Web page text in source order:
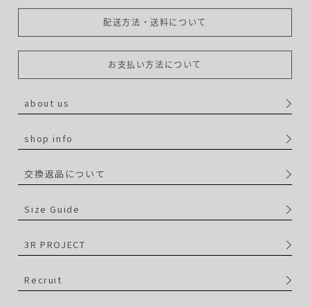
配送方法・送料について
お支払い方法について
about us
shop info
交換返品について
Size Guide
3R PROJECT
Recruit